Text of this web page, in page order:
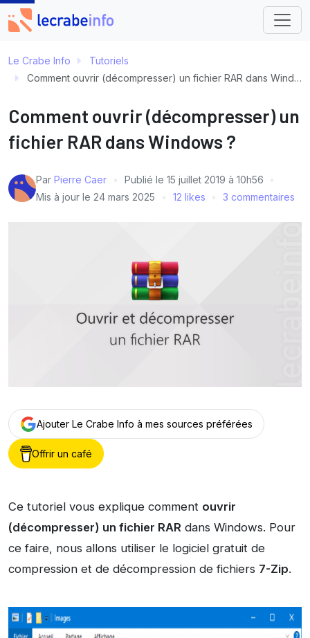
Le Crabe Info
Tutoriels
Comment ouvrir (décompresser) un fichier RAR dans Windows ?
Comment ouvrir (décompresser) un
fichier RAR dans Windows ?
Par Pierre Caer Publié le 15 juillet 2019 à 10h56
Mis à jour le 24 mars 2025 12 likes 3 commentaires
Ajouter Le Crabe Info à mes sources préférées
Offrir un café
Ce tutoriel vous explique comment ouvrir
(décompresser) un fichier RAR dans Windows. Pour
ce faire, nous allons utiliser le logiciel gratuit de
compression et de décompression de fichiers 7-Zip.